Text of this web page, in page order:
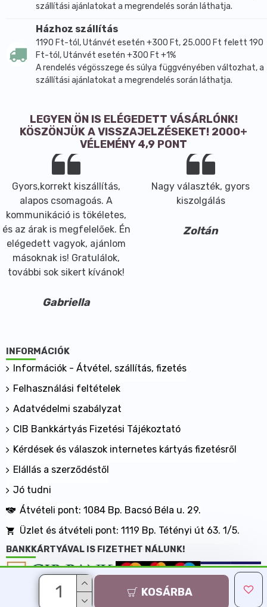
KOSÁRBA
0.1 g
Amelyből telített zsírsavak: 0.1 g
Szénhidrát: 72.0 g
Amelyből cukrok: 15.0 g
Száraz és hűvös helyen tárolandó!
szállítási ajánlatokat a megrendelés során láthatja.
Házhoz szállítás
1190 Ft-tól, Utánvét esetén +300 Ft, 25.000 Ft felett 190
Ft-tól, Utánvét esetén +300 Ft +1%
A rendelés végösszege és súlya függvényében változhat, a
szállítási ajánlatokat a megrendelés során láthatja.
LEGYEN ÖN IS ELÉGEDETT VÁSÁRLÓNK!
KÖSZÖNJÜK A VISSZAJELZÉSEKET! 2000+
VÉLEMÉNY 4,9 PONT
Gyors,korrekt kiszállítás,
alapos csomagoás. A
kommunikáció is tökéletes,
és az árak is megfelelőek. Én
elégedett vagyok, ajánlom
másoknak is! Gratulálok,
további sok sikert kívánok!
Gabriella
Nagy választék, gyors
kiszolgálás
Zoltán
INFORMÁCIÓK
Információk - Átvétel, szállítás, fizetés
Felhasználási feltételek
Adatvédelmi szabályzat
CIB Bankkártyás Fizetési Tájékoztató
Kérdések és válaszok internetes kártyás fizetésről
Elállás a szerződéstől
Jó tudni
Átvételi pont: 1084 Bp. Bacsó Béla u. 29.
Üzlet és átvételi pont: 1119 Bp. Tétényi út 63. 1/5.
BANKKÁRTYÁVAL IS FIZETHET NÁLUNK!
Minden jog fenntartva, MaxShopping Kft. 2013-2026
Árukereső.hu